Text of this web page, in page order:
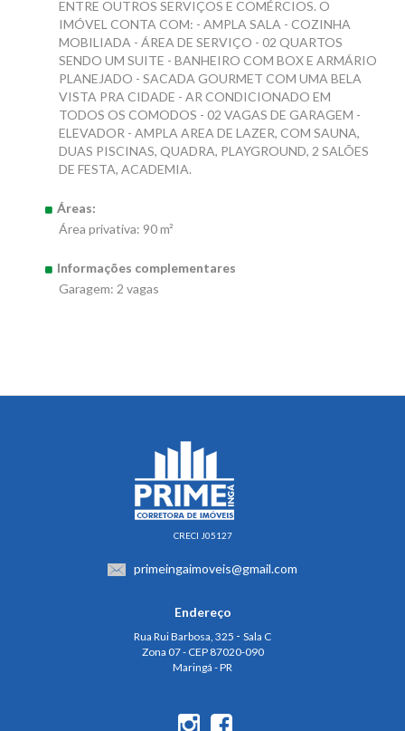
ENTRE OUTROS SERVIÇOS E COMÉRCIOS. O
IMÓVEL CONTA COM: - AMPLA SALA - COZINHA
MOBILIADA - ÁREA DE SERVIÇO - 02 QUARTOS
SENDO UM SUITE - BANHEIRO COM BOX E ARMÁRIO
PLANEJADO - SACADA GOURMET COM UMA BELA
VISTA PRA CIDADE - AR CONDICIONADO EM
TODOS OS COMODOS - 02 VAGAS DE GARAGEM -
ELEVADOR - AMPLA AREA DE LAZER, COM SAUNA,
DUAS PISCINAS, QUADRA, PLAYGROUND, 2 SALÕES
DE FESTA, ACADEMIA.
Áreas:
Área privativa: 90 m²
Informações complementares
Garagem: 2 vagas
CRECI J05127
primeingaimoveis@gmail.com
Endereço
Rua Rui Barbosa, 325 - Sala C
Zona 07 - CEP 87020-090
Maringá - PR